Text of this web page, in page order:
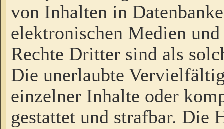
von Inhalten in
elektronischen Medien
Rechte Dritter sind als
Die unerlaubte
einzelner Inhalte oder
gestattet und strafbar. Die